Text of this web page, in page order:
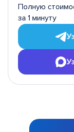
Полную
за 1 минуту